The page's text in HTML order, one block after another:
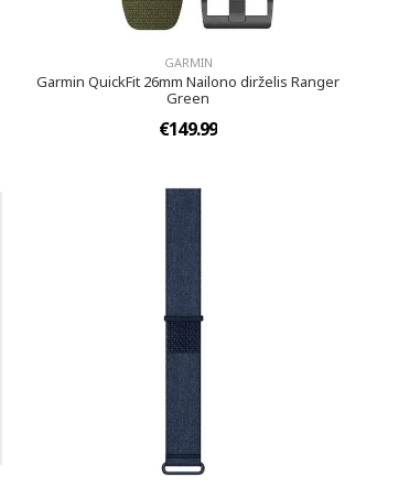
GARMIN
Garmin QuickFit 26mm Nailono dirželis Ranger
Green
€149.99